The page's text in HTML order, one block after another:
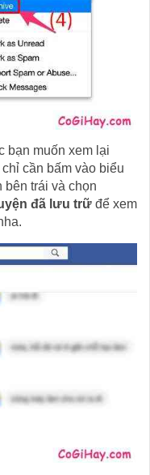
bạn muốn xem lại
cần bấm vào biểu
trái và chọn
đã lưu trữ để xem